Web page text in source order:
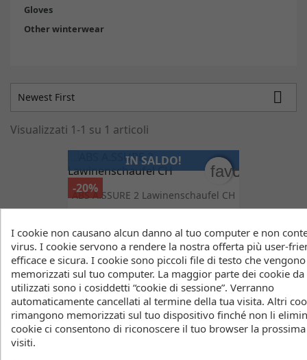
Gloves
Other winterwear
Newest First 
Visualizzati 1-1 su 1 articoli
ABS A.SSURE 2 Lawinenschaufel CH
37,60 CHF
IN SALDO!
-20%
Torna all'inizio 
Mostrando 1 - 1 di 1 elementi
I cookie non causano alcun danno al tuo computer e non
virus. I cookie servono a rendere la nostra offerta più user-
efficace e sicura. I cookie sono piccoli file di testo che vengono
memorizzati sul tuo computer. La maggior parte dei cookie
utilizzati sono i cosiddetti “cookie di sessione”. Verranno
automaticamente cancellati al termine della tua visita. Altri
rimangono memorizzati sul tuo dispositivo finché non li
cookie ci consentono di riconoscere il tuo browser la
visiti.